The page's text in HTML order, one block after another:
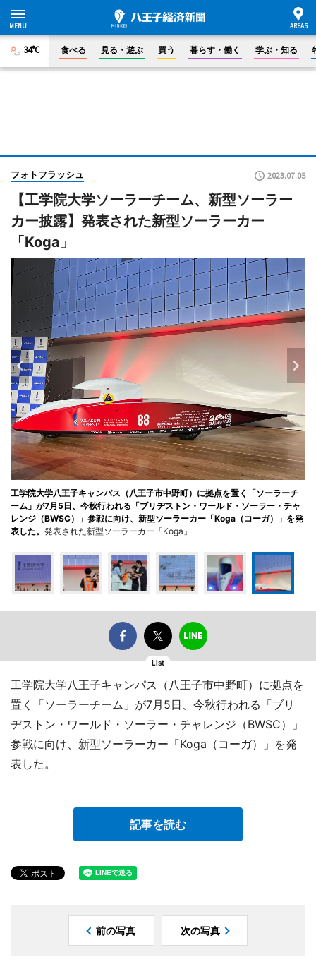
34°C 食べる 見る・遊ぶ 買う 暮らす・働く 学ぶ・知る
フォトフラッシュ 2023.07.05
【工学院大学ソーラーチーム、新型ソーラー
カー披露】発表された新型ソーラーカー
「Koga」
工学院大学八王子キャンパス（八王子市中野町）に拠点を置く「ソーラーチ
ーム」が7月5日、今秋行われる「ブリヂストン・ワールド・ソーラー・チャ
レンジ（BWSC）」参戦に向け、新型ソーラーカー「Koga（コーガ）」を発
表した。 発表された新型ソーラーカー「Koga」
List
工学院大学八王子キャンパス（八王子市中野町）に拠点を
置く「ソーラーチーム」が7月5日、今秋行われる「ブリ
ヂストン・ワールド・ソーラー・チャレンジ（BWSC）」
参戦に向け、新型ソーラーカー「Koga（コーガ）」を発
表した。
記事を読む
前の写真 次の写真